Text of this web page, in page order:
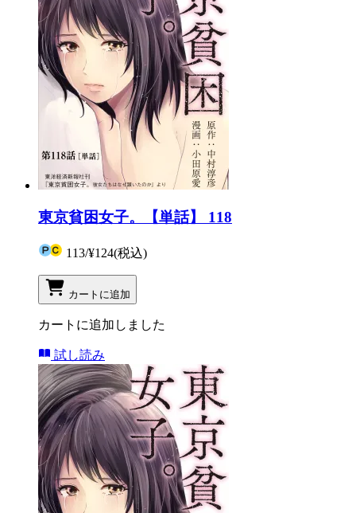
東京貧困女子。【単話】 118
113/¥124(税込)
カートに追加
カートに追加しました
試し読み